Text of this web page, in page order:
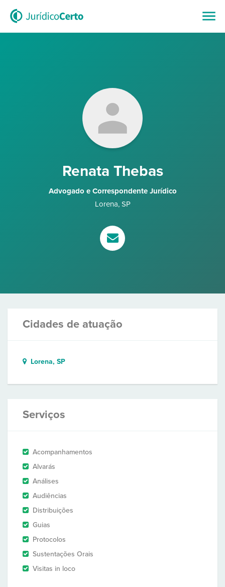
Renata Thebas
Advogado e Correspondente Jurídico
Lorena, SP
Cidades de atuação
Lorena, SP
Serviços
Acompanhamentos
Alvarás
Análises
Audiências
Distribuições
Guias
Protocolos
Sustentações Orais
Visitas in loco